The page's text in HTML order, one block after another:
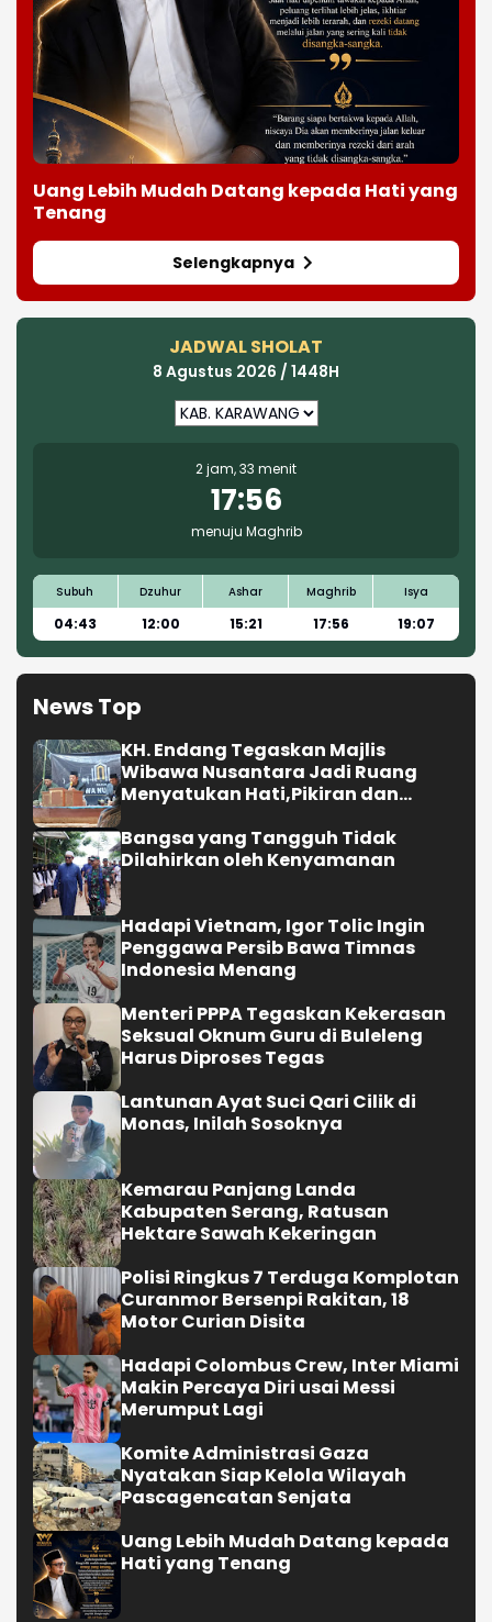
Uang Lebih Mudah Datang kepada Hati yang
Tenang
Selengkapnya
JADWAL SHOLAT
8 Agustus 2026 / 1448H
2 jam, 33 menit
17:56
menuju Maghrib
Subuh
04:43
Dzuhur
12:00
Ashar
15:21
Maghrib
17:56
Isya
19:07
News Top
KH. Endang Tegaskan Majlis
Wibawa Nusantara Jadi Ruang
Menyatukan Hati,Pikiran dan
Bangsa yang Tangguh Tidak
Dilahirkan oleh Kenyamanan
Hadapi Vietnam, Igor Tolic Ingin
Penggawa Persib Bawa Timnas
Indonesia Menang
Menteri PPPA Tegaskan Kekerasan
Seksual Oknum Guru di Buleleng
Harus Diproses Tegas
Lantunan Ayat Suci Qari Cilik di
Monas, Inilah Sosoknya
Kemarau Panjang Landa
Kabupaten Serang, Ratusan
Hektare Sawah Kekeringan
Polisi Ringkus 7 Terduga Komplotan
Curanmor Bersenpi Rakitan, 18
Motor Curian Disita
Hadapi Colombus Crew, Inter Miami
Makin Percaya Diri usai Messi
Merumput Lagi
Komite Administrasi Gaza
Nyatakan Siap Kelola Wilayah
Pascagencatan Senjata
Uang Lebih Mudah Datang kepada
Hati yang Tenang